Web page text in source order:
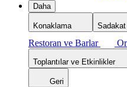
Daha
Konaklama Sadakat
Restoran ve Barlar
Toplantılar ve Etkinlikler
Geri